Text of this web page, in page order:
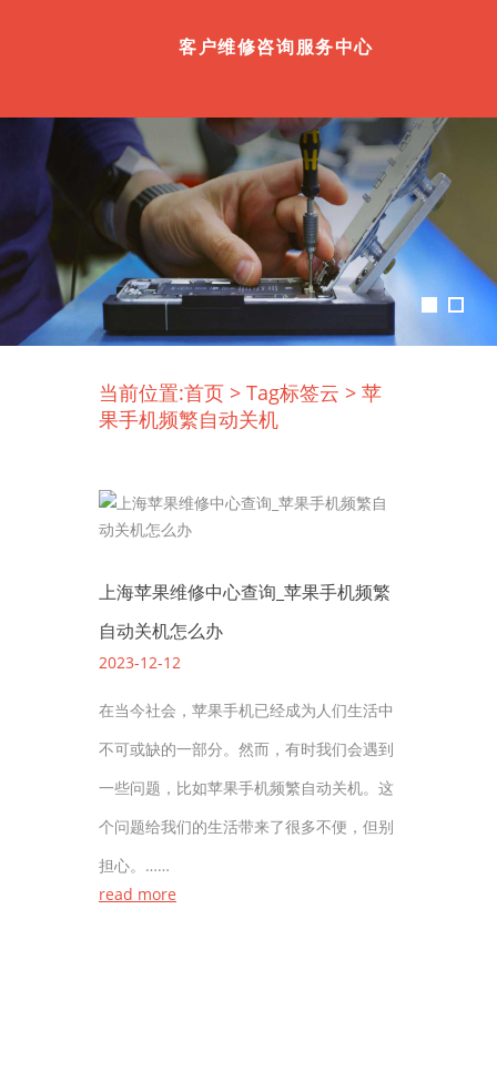
客户维修咨询服务中心
当前位置:首页 > Tag标签云 > 苹
果手机频繁自动关机
上海苹果维修中心查询_苹果手机频繁
自动关机怎么办
2023-12-12
在当今社会，苹果手机已经成为人们生活中
不可或缺的一部分。然而，有时我们会遇到
一些问题，比如苹果手机频繁自动关机。这
个问题给我们的生活带来了很多不便，但别
担心。……
read more